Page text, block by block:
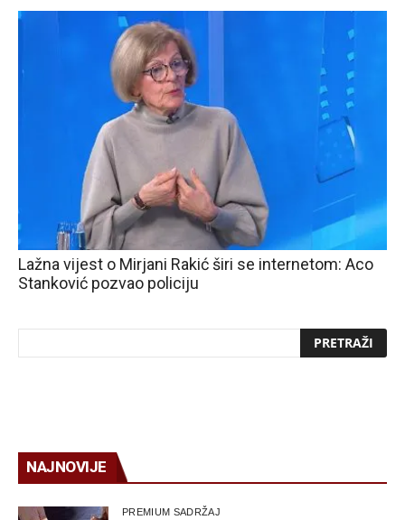
Lažna vijest o Mirjani Rakić širi se internetom: Aco
Stanković pozvao policiju
NAJNOVIJE
PREMIUM SADRŽAJ